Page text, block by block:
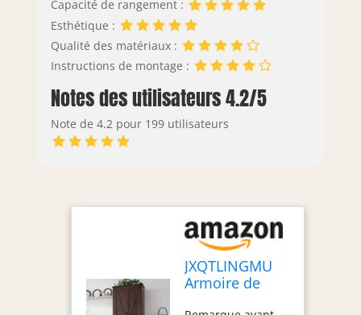
n'hésitez pas à
nous contacter ;
nous nous
consacrons
vous aider à
résoudre toute
contentement
Capacité de rangement :
Esthétique :
Qualité des matériaux :
Instructions de montage :
Notes des utilisateurs 4.2/5
Note de 4.2 pour 199 utilisateurs
JXQTLINGMU
Armoire de